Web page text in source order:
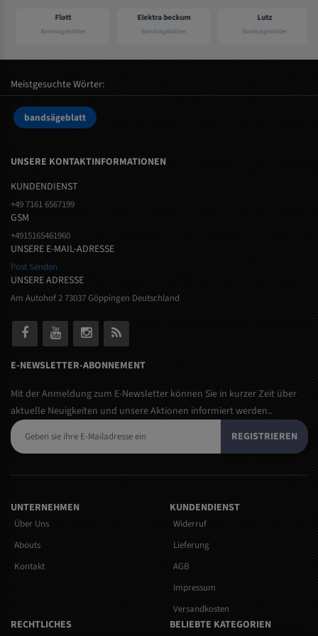
Flott
Bandsägeblätter
Elektra beckum
Bandsägeblätter
Lutz
Bandsägeblätter
Meistgesuchte Wörter:
bandsägeblatt
UNSERE KONTAKTINFORMATIONEN
KUNDENDIENST
+49 7161 6567199
GSM
+4915165461960
UNSERE E-MAIL-ADRESSE
Post Senden
UNSERE ADRESSE
Am Autohof 2 73037 Göppingen Deutschland
E-NEWSLETTER-ABONNEMENT
Mit der Anmeldung zum E-Newsletter können Sie in kurzer Zeit über
aktuelle Neuigkeiten und unsere Aktionen informiert werden..
REGISTRIEREN
UNTERNEHMEN
Über Uns
Abouts
Kontakt
KUNDENDIENST
Widerruf
Lieferung
AGB
Impressum
Versandkosten
RECHTLICHES BELIEBTE KATEGORIEN